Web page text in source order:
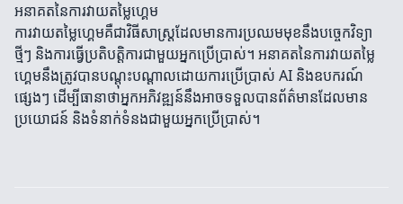
អនាគតនៃការវាយតម្លៃហ្គេម
ការវាយតម្លៃហ្គេមគឺជាវិធីសាស្ត្រដែលមានការប្រឈមមុខនឹងបច្ចេកវិទ្យា
ថ្មីៗ និងការធ្វើប្រតិបត្តិការជាមួយអ្នកប្រើប្រាស់។ អនាគតនៃការវាយតម្លៃ
ហ្គេមនឹងត្រូវបានបណ្តុះបណ្តាលដោយការប្រើប្រាស់ AI និងឧបករណ៍
ផ្សេងៗ ដើម្បីធានាថាអ្នកអភិវឌ្ឍន៍នឹងអាចទទួលបានព័ត៌មានដែលមាន
ប្រយោជន៍ និងទំនាក់ទំនងជាមួយអ្នកប្រើប្រាស់។